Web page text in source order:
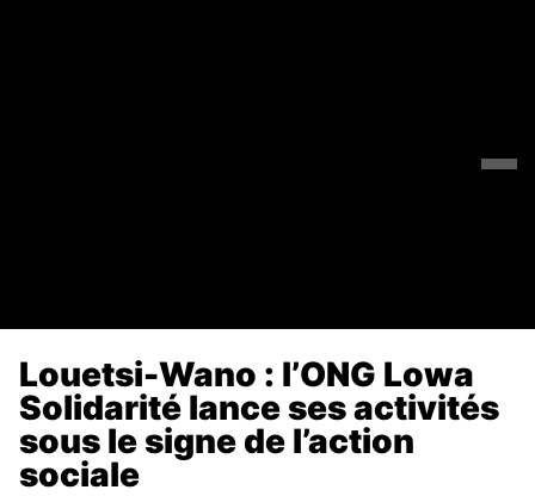
Louetsi-Wano : l’ONG Lowa
Solidarité lance ses activités
sous le signe de l’action
sociale